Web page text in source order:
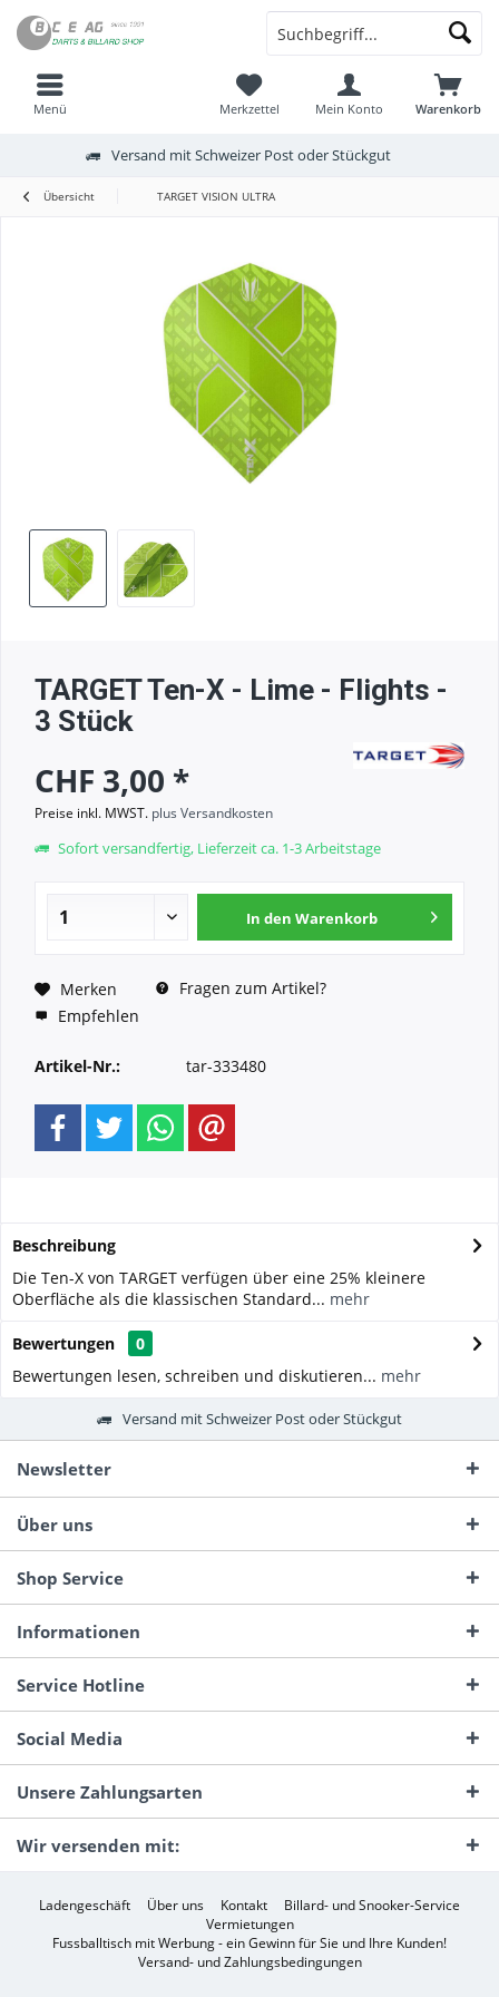
Menü Warenkorb
Merkzettel Mein Konto
Versand mit Schweizer Post oder Stückgut
Übersicht TARGET VISION ULTRA
TARGET Ten-X - Lime - Flights -
3 Stück
CHF 3,00 *
Preise inkl. MWST. plus Versandkosten
Sofort versandfertig, Lieferzeit ca. 1-3 Arbeitstage
In den Warenkorb
Merken
Fragen zum Artikel?
Empfehlen
Artikel-Nr.: tar-333480
Beschreibung
Die Ten-X von TARGET verfügen über eine 25% kleinere
Oberfläche als die klassischen Standard... mehr
Bewertungen
0
Bewertungen lesen, schreiben und diskutieren... mehr
Versand mit Schweizer Post oder Stückgut
Newsletter
Über uns
Shop Service
Informationen
Service Hotline
Social Media
Unsere Zahlungsarten
Wir versenden mit:
Ladengeschäft Über uns Kontakt
Billard- und Snooker-Service
Vermietungen
Fussballtisch mit Werbung - ein Gewinn für Sie und Ihre Kunden!
Versand- und Zahlungsbedingungen